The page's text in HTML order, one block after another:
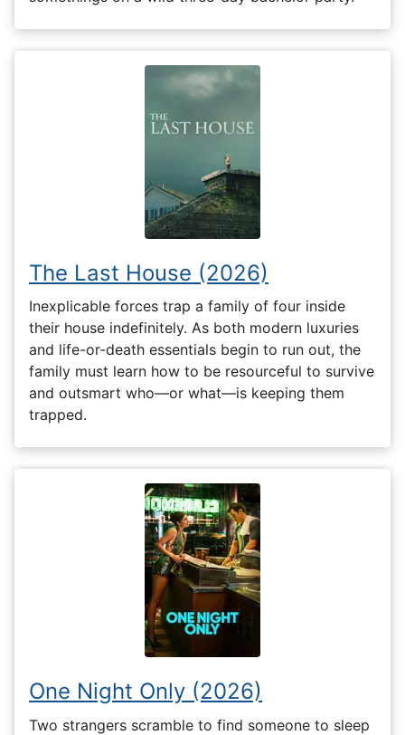
The Last House (2026)
Inexplicable forces trap a family of four inside
their house indefinitely. As both modern luxuries
and life-or-death essentials begin to run out, the
family must learn how to be resourceful to survive
and outsmart who—or what—is keeping them
trapped.
One Night Only (2026)
Two strangers scramble to find someone to sleep